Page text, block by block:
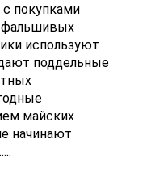
покупками
фальшивых
используют
поддельные
майских
начинают